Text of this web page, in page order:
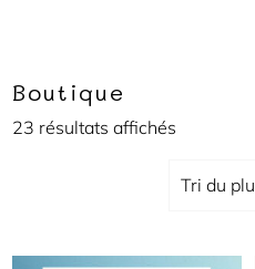
Boutique
23 résultats affichés